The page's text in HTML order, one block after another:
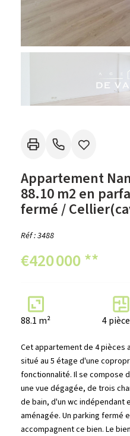
Appartement
88.10 m2 en
fermé /
Réf : 3488
€420 000**
88.1 m² 4
Cet appartement de 4 pièces
situé au 5 étage d'une
fonctionnalité. Il se compose
une vue dégagée, de trois
de bain, d'un wc indépendant
aménagée. Un parking fermé
accompagnent ce bien. Le